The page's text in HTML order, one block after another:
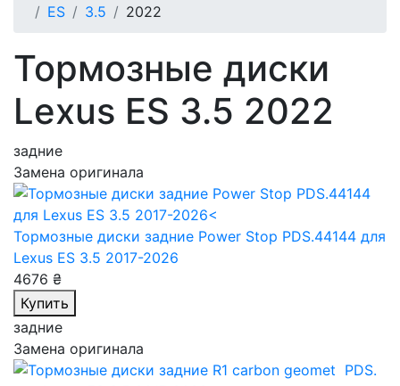
ES
3.5 2022
Тормозные диски
Lexus ES 3.5 2022
задние
Замена оригинала
Тормозные диски задние Power Stop PDS.44144 для
Lexus ES 3.5 2017-2026
4676 ₴
Купить
задние
Замена оригинала